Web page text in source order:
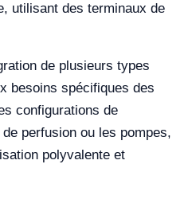
utilisant des terminaux de
de plusieurs types
besoins spécifiques des
configurations de
perfusion ou les pompes,
polyvalente et